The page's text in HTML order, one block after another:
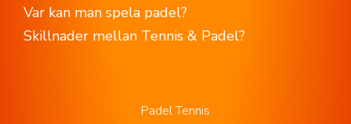
Var kan man spela padel?
Skillnader mellan Tennis & Padel?
Padel Tennis